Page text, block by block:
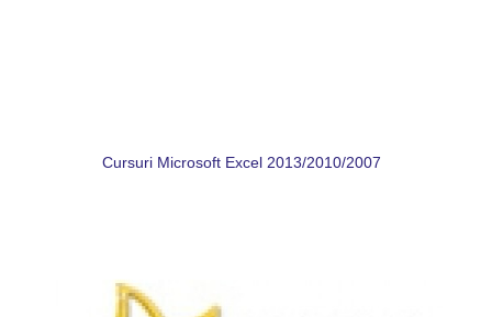
Cursuri Microsoft Excel 2013/2010/2007